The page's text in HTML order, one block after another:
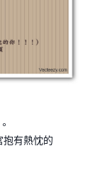
有熱忱的